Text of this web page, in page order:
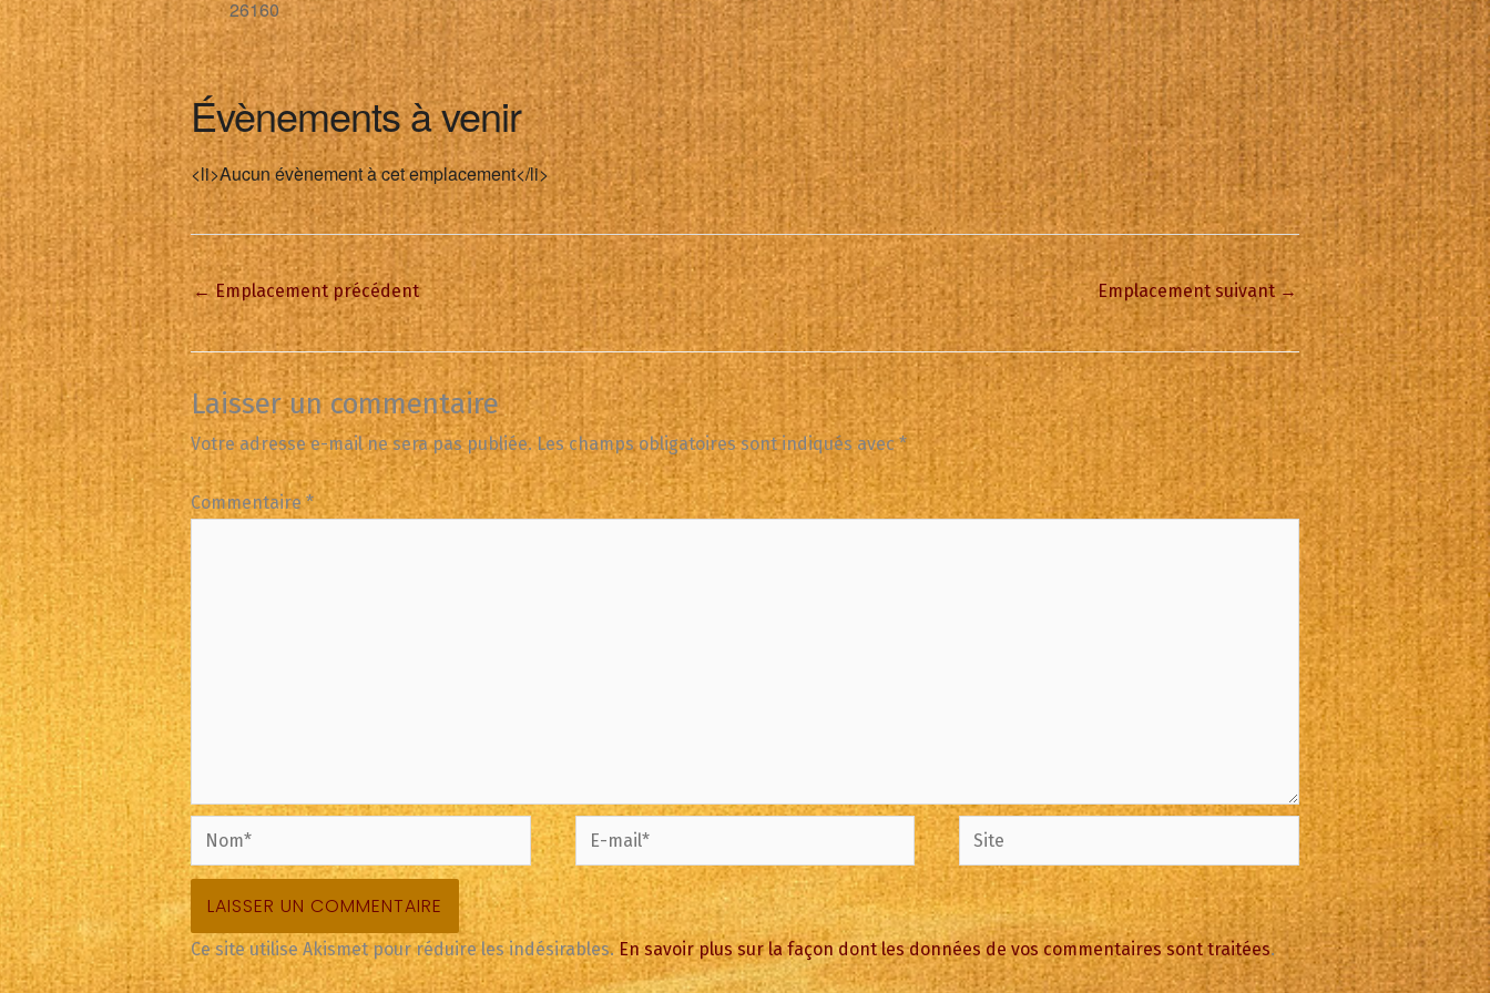
26160
Évènements à venir
<li>Aucun évènement à cet emplacement</li>
←Emplacement précédent Emplacement suivant→
Laisser un commentaire
Votre adresse e-mail ne sera pas publiée. Les champs obligatoires sont indiqués avec*
Commentaire*
Nom*
E-
mail*
Site
Ce site utilise Akismet pour réduire les indésirables.En savoir plus sur la façon dont les données de vos commentaires sont traitées.